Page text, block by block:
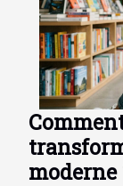
moderne